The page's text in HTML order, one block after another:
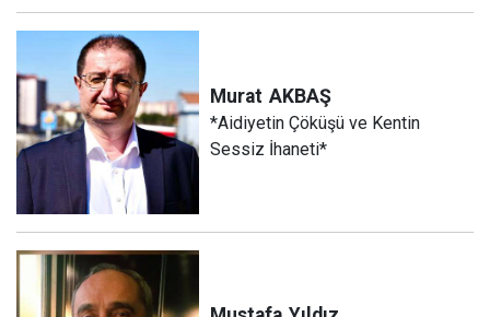
Murat AKBAŞ
*Aidiyetin Çöküşü ve Kentin
Sessiz İhaneti*